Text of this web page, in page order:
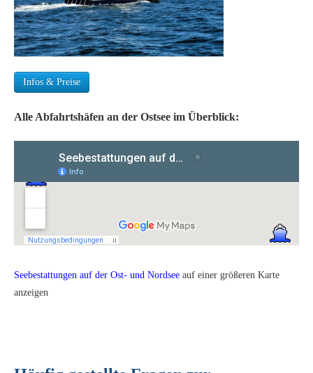
Infos & Preise
Alle Abfahrtshäfen an der Ostsee im Überblick:
Seebestattungen auf der Ost- und Nordsee auf einer größeren Karte
anzeigen